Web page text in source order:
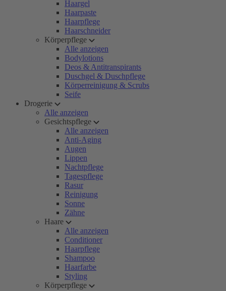
Haargel
Haarpaste
Haarpflege
Haarschneider
Körperpflege
Alle anzeigen
Bodylotions
Deos & Antitranspirants
Duschgel & Duschpflege
Körperreinigung & Scrubs
Seife
Drogerie
Alle anzeigen
Gesichtspflege
Alle anzeigen
Anti-Aging
Augen
Lippen
Nachtpflege
Tagespflege
Rasur
Reinigung
Sonne
Zähne
Haare
Alle anzeigen
Conditioner
Haarpflege
Shampoo
Haarfarbe
Styling
Körperpflege